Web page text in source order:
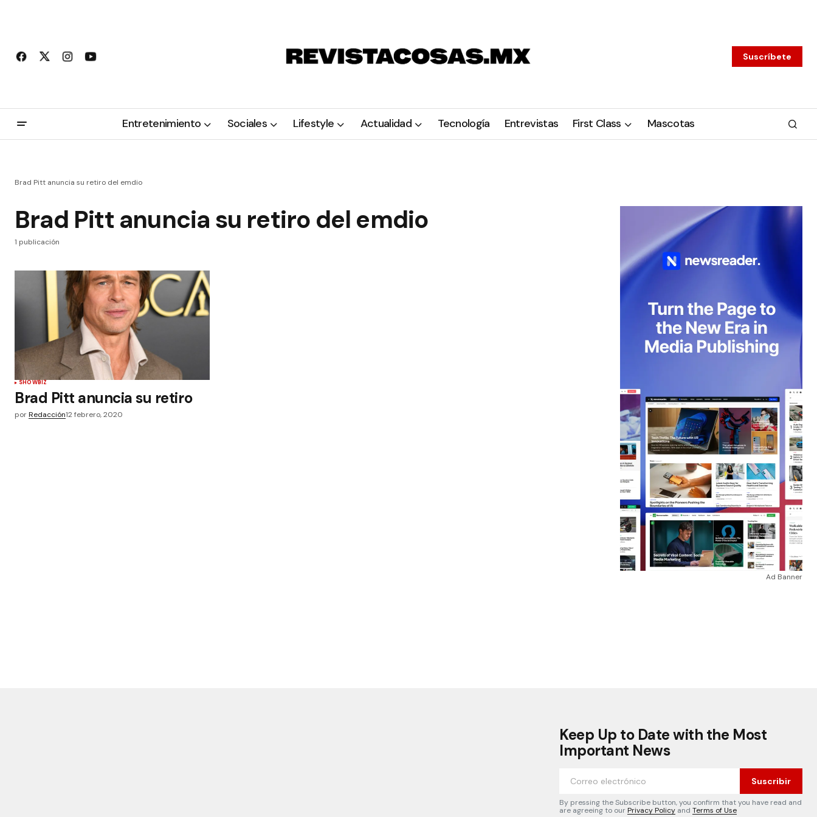
Suscríbete
Entretenimiento Sociales Lifestyle Actualidad Tecnología Entrevistas First Class Mascotas
Brad Pitt anuncia su retiro del emdio
Brad Pitt anuncia su retiro del emdio
1 publicación
SHOWBIZ
Brad Pitt anuncia su retiro
porRedacción12 febrero, 2020
Ad Banner
Keep Up to Date with the Most
Important News
Suscribir
By pressing the Subscribe button, you confirm that you have read and
are agreeing to ourPrivacy Policy and Terms of Use